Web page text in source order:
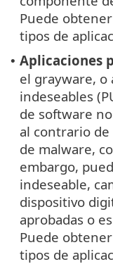
Puede
tipos de
• Aplicaciones
el grayware, o
indeseables
de software
al contrario
de malware,
embargo,
indeseable,
dispositivo
aprobadas o
Puede
tipos de